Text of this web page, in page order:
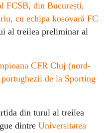
FCSB, din București,
cu echipa kosovară FC
al treilea preliminar al
CFR Cluj (nord-
de la Sporting
din turul al treilea
dintre Universitatea